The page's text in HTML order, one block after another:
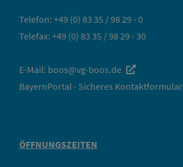
Telefon: +49 (0) 83 35 / 98 29 - 0
Telefax: +49 (0) 83 35 / 98 29 - 30
E-Mail: boos@vg-boos.de
BayernPortal - Sicheres Kontaktformular
ÖFFNUNGSZEITEN